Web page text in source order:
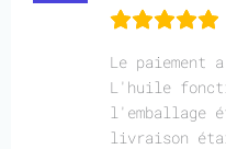
Le paiement
L'huile
l'emballage
livraison